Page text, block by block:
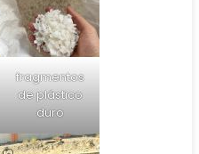
fragmentos
de plástico
duro